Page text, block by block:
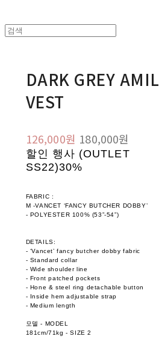
DARK GREY AMIL
VEST
126,000원 180,000원
할인 행사 (OUTLET
SS22)30%
FABRIC :
M -VANCET ‘FANCY BUTCHER DOBBY’
- POLYESTER 100% (53”-54”)
DETAILS:
- ‘Vancet’ fancy butcher dobby fabric
- Standard collar
- Wide shoulder line
- Front patched pockets
- Hone & steel ring detachable button
- Inside hem adjustable strap
- Medium length
모델 - MODEL
181cm/71kg - SIZE 2